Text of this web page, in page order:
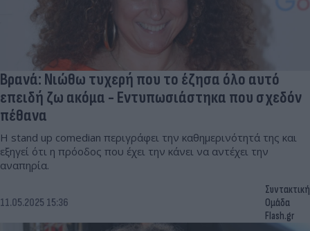
Βρανά: Νιώθω τυχερή που το έζησα όλο αυτό
επειδή ζω ακόμα - Εντυπωσιάστηκα που σχεδόν
πέθανα
Η stand up comedian περιγράφει την καθημερινότητά της και
εξηγεί ότι η πρόοδος που έχει την κάνει να αντέχει την
αναπηρία.
11.05.2025 15:36
Συντακτική
Ομάδα
Flash.gr